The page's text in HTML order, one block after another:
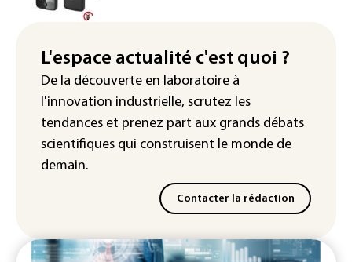
Enquête ouverte après la fuite des
d'Intermarché
La Slovaquie enregistre un record
absolu de 42,2°C (services
météorologiques)
L'espace actualité c'est quoi ?
De la découverte en laboratoire à
l'innovation industrielle, scrutez les
tendances et prenez part aux grands débats
scientifiques qui construisent le monde de
demain.
Contacter la rédaction